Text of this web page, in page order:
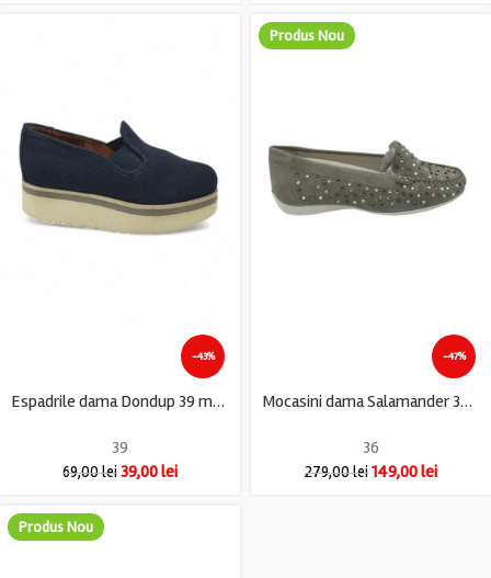
-43%
Espadrile dama Dondup 39 material textil , albastru
39
69,00lei39,00lei
Produs Nou
-47%
Mocasini dama Salamander 36 piele intoarsa , gri
36
279,00lei149,00lei
Produs Nou